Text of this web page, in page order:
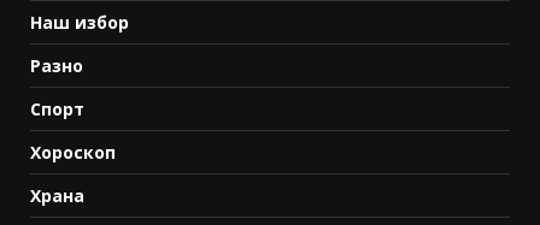
Наш избор
Разно
Спорт
Хороскоп
Храна